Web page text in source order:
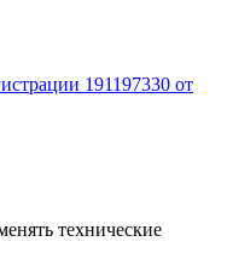
191197330 от
технические